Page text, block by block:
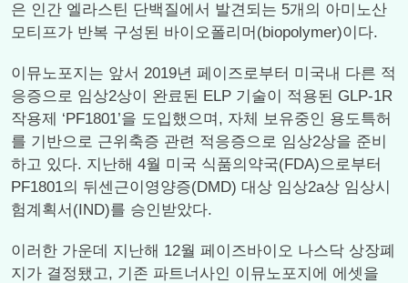
은 인간 엘라스틴 단백질에서 발견되는 5개의 아미노산
모티프가 반복 구성된 바이오폴리머(biopolymer)이다.
이뮤노포지는 앞서 2019년 페이즈로부터 미국내 다른 적
응증으로 임상2상이 완료된 ELP 기술이 적용된 GLP-1R
작용제 ‘PF1801’을 도입했으며, 자체 보유중인 용도특허
를 기반으로 근위축증 관련 적응증으로 임상2상을 준비
하고 있다. 지난해 4월 미국 식품의약국(FDA)으로부터
PF1801의 뒤센근이영양증(DMD) 대상 임상2a상 임상시
험계획서(IND)를 승인받았다.
이러한 가운데 지난해 12월 페이즈바이오 나스닥 상장폐
지가 결정됐고, 기존 파트너사인 이뮤노포지에 에셋을